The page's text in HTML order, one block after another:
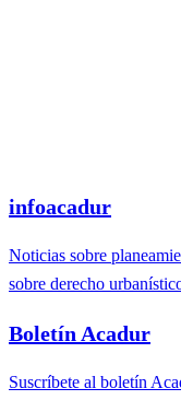
infoacadur
Noticias sobre
sobre derecho
Boletín Acadur
Suscríbete al boletín